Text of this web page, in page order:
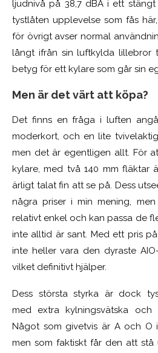
ljudnivå på 38,7 dBA i ett
tystlåten upplevelse som fås
för övrigt avser normal
långt ifrån sin luftkylda lillebror
betyg för ett kylare som går sin
Men är det värt att köpa?
Det finns en fråga i luften
moderkort, och en lite
men det är egentligen allt. För
kylare, med två 140 mm fläktar
ärligt talat fin att se på. Dess
några priser i min mening,
relativt enkel och kan passa de
inte alltid är sant. Med ett pris
inte heller vara den dyraste
vilket definitivt hjälper.
Dess största styrka är dock
med extra kylningsvätska och
Något som givetvis är A och O
men som faktiskt får den att stå